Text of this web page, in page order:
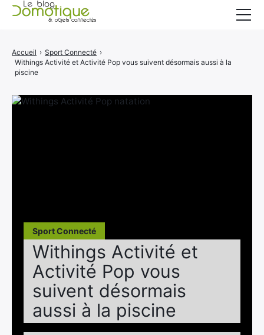
Sport Connecté
Withings Activité et
Activité Pop vous
suivent désormais
aussi à la piscine
Accueil › Sport Connecté ›
Withings Activité et Activité Pop vous suivent désormais aussi à la
piscine
Catégories